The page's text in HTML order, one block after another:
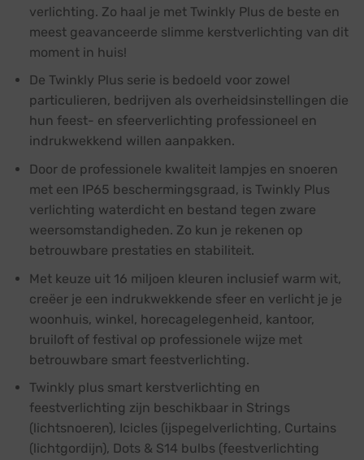
verlichting. Zo haal je met Twinkly Plus de beste en
meest geavanceerde slimme kerstverlichting van dit
moment in huis!
De Twinkly Plus serie is bedoeld voor zowel
particulieren, bedrijven als overheidsinstellingen die
hun feest- en sfeerverlichting professioneel en
indrukwekkend willen aanpakken.
Door de professionele kwaliteit lampjes en snoeren
met een IP65 beschermingsgraad, is Twinkly Plus
verlichting waterdicht en bestand tegen zware
weersomstandigheden. Zo kun je rekenen op
betrouwbare prestaties en stabiliteit.
Met keuze uit 16 miljoen kleuren inclusief warm wit,
creëer je een indrukwekkende sfeer en verlicht je je
woonhuis, winkel, horecagelegenheid, kantoor,
bruiloft of festival op professionele wijze met
betrouwbare smart feestverlichting.
Twinkly plus smart kerstverlichting en
feestverlichting zijn beschikbaar in Strings
(lichtsnoeren), Icicles (ijspegelverlichting, Curtains
(lichtgordijn), Dots & S14 bulbs (feestverlichting